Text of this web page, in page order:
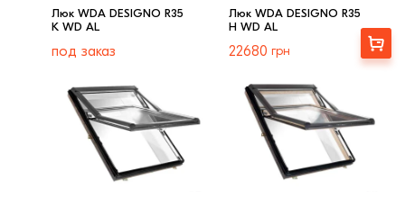
Клинкерная плитка
Ступени, крыльцо
Строительные
смеси
Люк WDA DESIGNO R35
K WD AL
под заказ
Люк WDA DESIGNO R35
H WD AL
22680 грн
Выбрать